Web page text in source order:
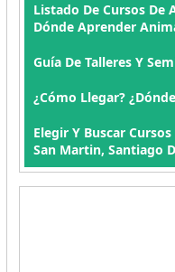
Listado De Cursos De
Dónde Aprender
Guía De Talleres Y
¿Cómo Llegar?
Elegir Y Buscar
San Martin, Santiago